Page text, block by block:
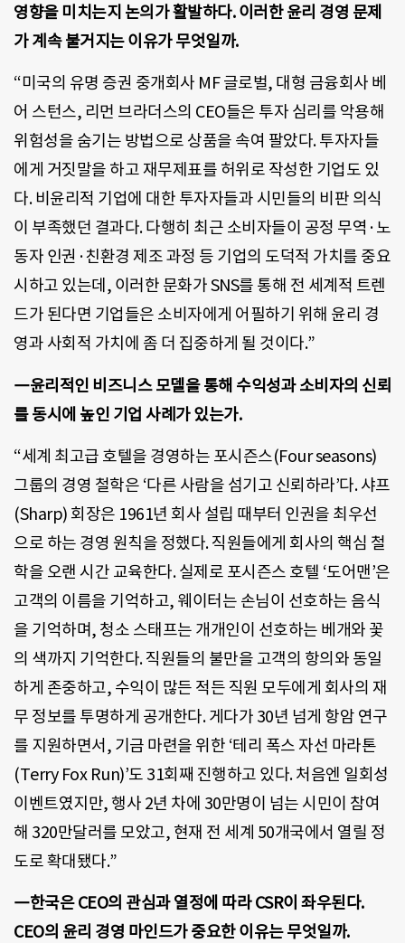
영향을 미치는지 논의가 활발하다. 이러한 윤리 경영 문제
가 계속 불거지는 이유가 무엇일까.
“미국의 유명 증권 중개회사 MF 글로벌, 대형 금융회사 베
어 스턴스, 리먼 브라더스의 CEO들은 투자 심리를 악용해
위험성을 숨기는 방법으로 상품을 속여 팔았다. 투자자들
에게 거짓말을 하고 재무제표를 허위로 작성한 기업도 있
다. 비윤리적 기업에 대한 투자자들과 시민들의 비판 의식
이 부족했던 결과다. 다행히 최근 소비자들이 공정 무역·노
동자 인권·친환경 제조 과정 등 기업의 도덕적 가치를 중요
시하고 있는데, 이러한 문화가 SNS를 통해 전 세계적 트렌
드가 된다면 기업들은 소비자에게 어필하기 위해 윤리 경
영과 사회적 가치에 좀 더 집중하게 될 것이다.”
―윤리적인 비즈니스 모델을 통해 수익성과 소비자의 신뢰
를 동시에 높인 기업 사례가 있는가.
“세계 최고급 호텔을 경영하는 포시즌스(Four seasons)
그룹의 경영 철학은 ‘다른 사람을 섬기고 신뢰하라’다. 샤프
(Sharp) 회장은 1961년 회사 설립 때부터 인권을 최우선
으로 하는 경영 원칙을 정했다. 직원들에게 회사의 핵심 철
학을 오랜 시간 교육한다. 실제로 포시즌스 호텔 ‘도어맨’은
고객의 이름을 기억하고, 웨이터는 손님이 선호하는 음식
을 기억하며, 청소 스태프는 개개인이 선호하는 베개와 꽃
의 색까지 기억한다. 직원들의 불만을 고객의 항의와 동일
하게 존중하고, 수익이 많든 적든 직원 모두에게 회사의 재
무 정보를 투명하게 공개한다. 게다가 30년 넘게 항암 연구
를 지원하면서, 기금 마련을 위한 ‘테리 폭스 자선 마라톤
(Terry Fox Run)’도 31회째 진행하고 있다. 처음엔 일회성
이벤트였지만, 행사 2년 차에 30만명이 넘는 시민이 참여
해 320만달러를 모았고, 현재 전 세계 50개국에서 열릴 정
도로 확대됐다.”
―한국은 CEO의 관심과 열정에 따라 CSR이 좌우된다.
CEO의 윤리 경영 마인드가 중요한 이유는 무엇일까.